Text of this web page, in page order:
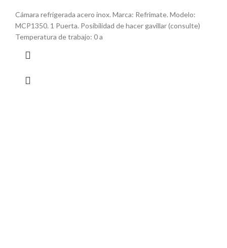
Cámara refrigerada acero inox. Marca: Refrimate. Modelo:
MCP1350. 1 Puerta. Posibilidad de hacer gavillar (consulte)
Temperatura de trabajo: 0 a